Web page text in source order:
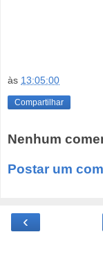
às 13:05:00
Compartilhar
Nenhum
Postar um
‹